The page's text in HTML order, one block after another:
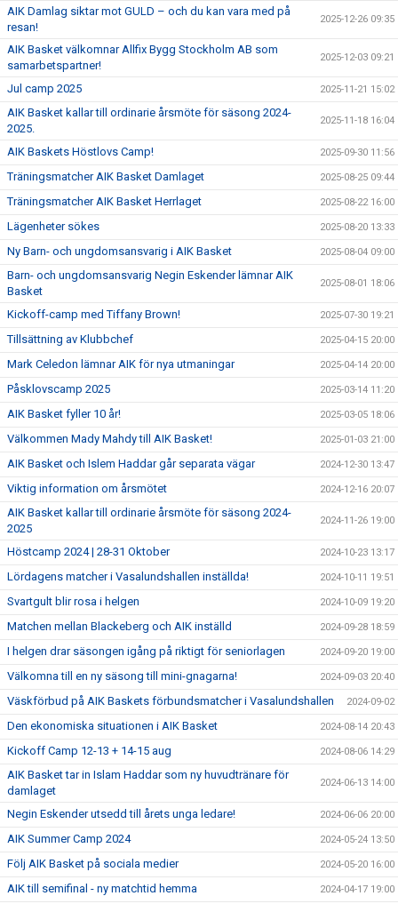
AIK Damlag siktar mot GULD – och du kan vara med på
resan!
2025-12-26 09:35
AIK Basket välkomnar Allfix Bygg Stockholm AB som
samarbetspartner!
2025-12-03 09:21
Jul camp 2025 2025-11-21 15:02
AIK Basket kallar till ordinarie årsmöte för säsong 2024-
2025.
2025-11-18 16:04
AIK Baskets Höstlovs Camp! 2025-09-30 11:56
Träningsmatcher AIK Basket Damlaget 2025-08-25 09:44
Träningsmatcher AIK Basket Herrlaget 2025-08-22 16:00
Lägenheter sökes 2025-08-20 13:33
Ny Barn- och ungdomsansvarig i AIK Basket 2025-08-04 09:00
Barn- och ungdomsansvarig Negin Eskender lämnar AIK
Basket
2025-08-01 18:06
Kickoff-camp med Tiffany Brown! 2025-07-30 19:21
Tillsättning av Klubbchef 2025-04-15 20:00
Mark Celedon lämnar AIK för nya utmaningar 2025-04-14 20:00
Påsklovscamp 2025 2025-03-14 11:20
AIK Basket fyller 10 år! 2025-03-05 18:06
Välkommen Mady Mahdy till AIK Basket! 2025-01-03 21:00
AIK Basket och Islem Haddar går separata vägar 2024-12-30 13:47
Viktig information om årsmötet 2024-12-16 20:07
AIK Basket kallar till ordinarie årsmöte för säsong 2024-
2025
2024-11-26 19:00
Höstcamp 2024 | 28-31 Oktober 2024-10-23 13:17
Lördagens matcher i Vasalundshallen inställda! 2024-10-11 19:51
Svartgult blir rosa i helgen 2024-10-09 19:20
Matchen mellan Blackeberg och AIK inställd 2024-09-28 18:59
I helgen drar säsongen igång på riktigt för seniorlagen 2024-09-20 19:00
Välkomna till en ny säsong till mini-gnagarna! 2024-09-03 20:40
Väskförbud på AIK Baskets förbundsmatcher i Vasalundshallen 2024-09-02
Den ekonomiska situationen i AIK Basket 2024-08-14 20:43
Kickoff Camp 12-13 + 14-15 aug 2024-08-06 14:29
AIK Basket tar in Islam Haddar som ny huvudtränare för
damlaget
2024-06-13 14:00
Negin Eskender utsedd till årets unga ledare! 2024-06-06 20:00
AIK Summer Camp 2024 2024-05-24 13:50
Följ AIK Basket på sociala medier 2024-05-20 16:00
AIK till semifinal - ny matchtid hemma 2024-04-17 19:00